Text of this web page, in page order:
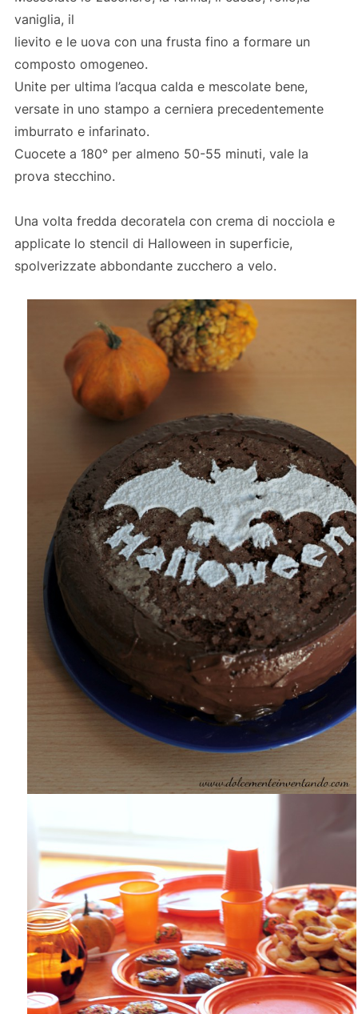
vaniglia, il
lievito e le uova con una frusta fino a formare un
composto omogeneo.
Unite per ultima l’acqua calda e mescolate bene,
versate in uno stampo a cerniera precedentemente
imburrato e infarinato.
Cuocete a 180° per almeno 50-55 minuti, vale la
prova stecchino.
Una volta fredda decoratela con crema di nocciola e
applicate lo stencil di Halloween in superficie,
spolverizzate abbondante zucchero a velo.